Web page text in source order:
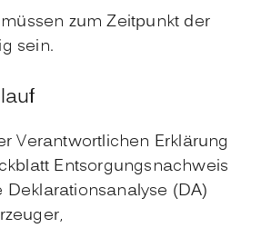
zum Zeitpunkt der
sein.
Verantwortlichen Erklärung
Entsorgungsnachweis
Deklarationsanalyse (DA)